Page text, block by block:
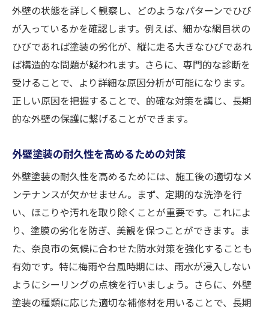
外壁の状態を詳しく観察し、どのようなパターンでひび
が入っているかを確認します。例えば、細かな網目状の
ひびであれば塗装の劣化が、縦に走る大きなひびであれ
ば構造的な問題が疑われます。さらに、専門的な診断を
受けることで、より詳細な原因分析が可能になります。
正しい原因を把握することで、的確な対策を講じ、長期
的な外壁の保護に繋げることができます。
外壁塗装の耐久性を高めるための対策
外壁塗装の耐久性を高めるためには、施工後の適切なメ
ンテナンスが欠かせません。まず、定期的な洗浄を行
い、ほこりや汚れを取り除くことが重要です。これによ
り、塗膜の劣化を防ぎ、美観を保つことができます。ま
た、奈良市の気候に合わせた防水対策を強化することも
有効です。特に梅雨や台風時期には、雨水が浸入しない
ようにシーリングの点検を行いましょう。さらに、外壁
塗装の種類に応じた適切な補修材を用いることで、長期